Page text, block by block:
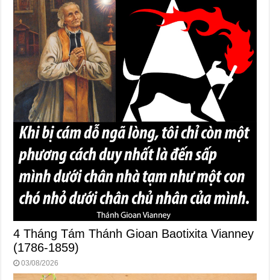
4 Tháng Tám Thánh Gioan Baotixita Vianney
(1786-1859)
03/08/2026